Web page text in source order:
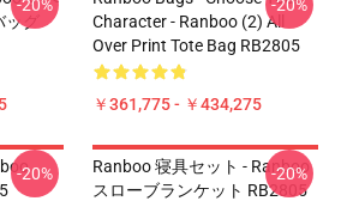
グ
-20%
Character - Ranboo (2) All
Over Print Tote Bag RB2805
￥361,775 - ￥434,275
-20%
-20%
Ranboo 寝具セット - Ranboo
スローブランケット RB2805
-20%